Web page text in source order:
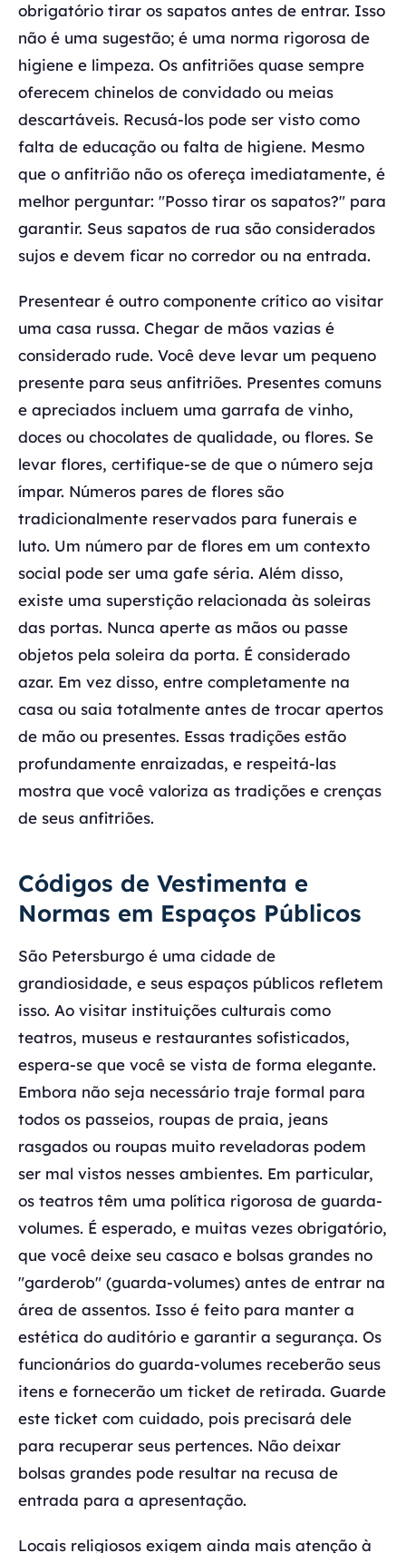
obrigatório tirar os sapatos antes de entrar. Isso
não é uma sugestão; é uma norma rigorosa de
higiene e limpeza. Os anfitriões quase sempre
oferecem chinelos de convidado ou meias
descartáveis. Recusá-los pode ser visto como
falta de educação ou falta de higiene. Mesmo
que o anfitrião não os ofereça imediatamente, é
melhor perguntar: "Posso tirar os sapatos?" para
garantir. Seus sapatos de rua são considerados
sujos e devem ficar no corredor ou na entrada.
Presentear é outro componente crítico ao visitar
uma casa russa. Chegar de mãos vazias é
considerado rude. Você deve levar um pequeno
presente para seus anfitriões. Presentes comuns
e apreciados incluem uma garrafa de vinho,
doces ou chocolates de qualidade, ou flores. Se
levar flores, certifique-se de que o número seja
ímpar. Números pares de flores são
tradicionalmente reservados para funerais e
luto. Um número par de flores em um contexto
social pode ser uma gafe séria. Além disso,
existe uma superstição relacionada às soleiras
das portas. Nunca aperte as mãos ou passe
objetos pela soleira da porta. É considerado
azar. Em vez disso, entre completamente na
casa ou saia totalmente antes de trocar apertos
de mão ou presentes. Essas tradições estão
profundamente enraizadas, e respeitá-las
mostra que você valoriza as tradições e crenças
de seus anfitriões.
Códigos de Vestimenta e
Normas em Espaços Públicos
São Petersburgo é uma cidade de
grandiosidade, e seus espaços públicos refletem
isso. Ao visitar instituições culturais como
teatros, museus e restaurantes sofisticados,
espera-se que você se vista de forma elegante.
Embora não seja necessário traje formal para
todos os passeios, roupas de praia, jeans
rasgados ou roupas muito reveladoras podem
ser mal vistos nesses ambientes. Em particular,
os teatros têm uma política rigorosa de guarda-
volumes. É esperado, e muitas vezes obrigatório,
que você deixe seu casaco e bolsas grandes no
"garderob" (guarda-volumes) antes de entrar na
área de assentos. Isso é feito para manter a
estética do auditório e garantir a segurança. Os
funcionários do guarda-volumes receberão seus
itens e fornecerão um ticket de retirada. Guarde
este ticket com cuidado, pois precisará dele
para recuperar seus pertences. Não deixar
bolsas grandes pode resultar na recusa de
entrada para a apresentação.
Locais religiosos exigem ainda mais atenção à